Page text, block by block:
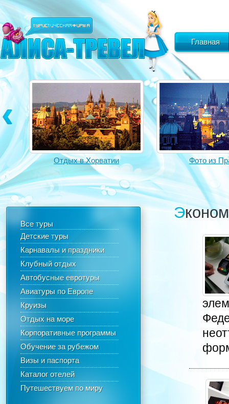
Главная
Отдых в Хорватии Фото из
Все туры
Детские туры
Карнавалы и праздники
Клубный отдых
Автобусные евротуры
Авиатуры по Европе
Круизы
Отдых на море
Корпоративные программы
Обучение за рубежом
Визы и паспорта
Каталог отелей
Путешествуем по миру